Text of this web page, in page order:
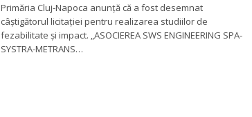
Primăria Cluj-Napoca anunţă că a fost desemnat
câştigătorul licitaţiei pentru realizarea studiilor de
fezabilitate şi impact. „ASOCIEREA SWS ENGINEERING SPA-
SYSTRA-METRANS…